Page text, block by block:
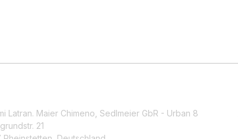
Latran. Maier Chimeno, Sedlmeier GbR - Urban 8
21